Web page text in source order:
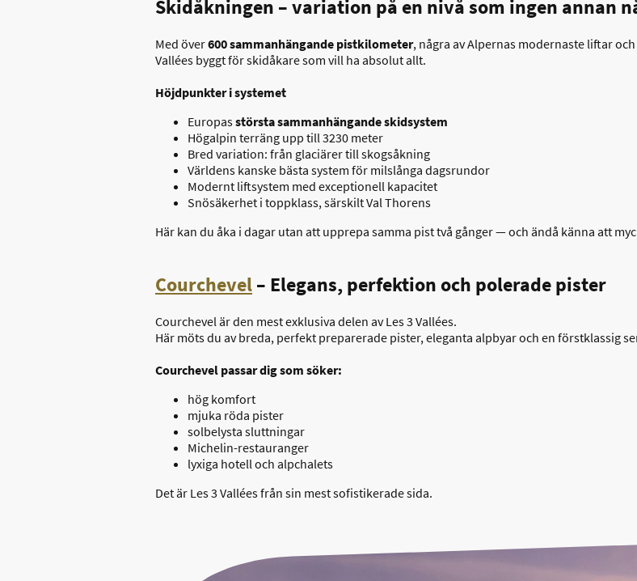
Skidåkningen – variation på en nivå som ingen annan
Med över600 sammanhängande pistkilometer, några av Alpernas modernaste liftar
Vallées byggt för skidåkare som vill ha absolut allt.
Höjdpunkter i systemet
Europasstörsta sammanhängande skidsystem
Högalpin terräng upp till 3230 meter
Bred variation: från glaciärer till skogsåkning
Världens kanske bästa system för milslånga dagsrundor
Modernt liftsystem med exceptionell kapacitet
Snösäkerhet i toppklass, särskilt Val Thorens
Här kan du åka i dagar utan att upprepa samma pist två gånger — och ändå känna att
Courchevel– Elegans, perfektion och polerade pister
Courchevel är den mest exklusiva delen av Les 3 Vallées.
Här möts du av breda, perfekt preparerade pister, eleganta alpbyar och en förstklassig
Courchevel passar dig som söker:
hög komfort
mjuka röda pister
solbelysta sluttningar
Michelin-restauranger
lyxiga hotell och alpchalets
Det är Les 3 Vallées från sin mest sofistikerade sida.